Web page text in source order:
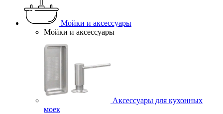
Мойки и аксессуары
Мойки и аксессуары
Аксессуары для кухонных
моек